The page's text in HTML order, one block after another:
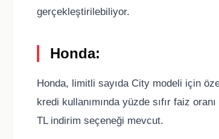
gerçekleştirilebiliyor.
Honda:
Honda, limitli sayıda City modeli için
kredi kullanımında yüzde sıfır faiz
TL indirim seçeneği mevcut.